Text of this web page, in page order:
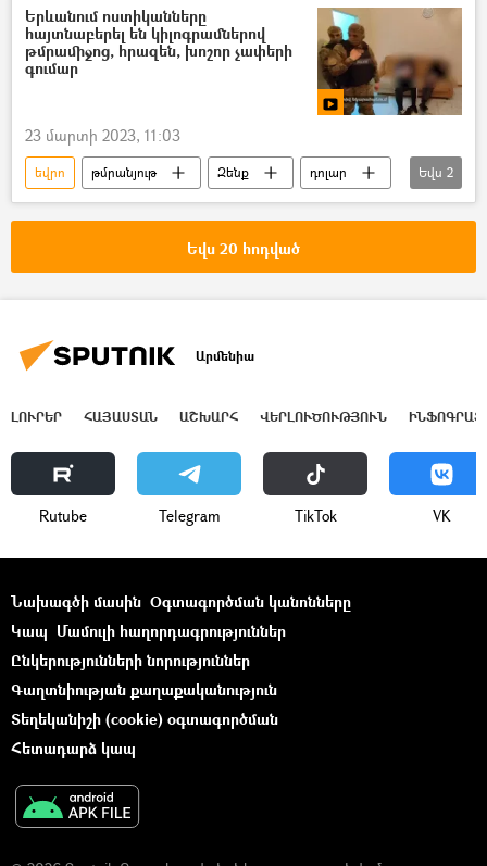
առևտուր
Երևանում ոստիկանները
հայտնաբերել են կիլոգրամներով
թմրամիջոց, հրազեն, խոշոր չափերի
գումար
23 մարտի 2023, 11:03
եվրո թմրանյութ Զենք
դոլար
ՀՀ Ոստիկանություն
Երևան
Եվս 2
Եվս 20 հոդված
Արմենիա
ԼՈՒՐԵՐ ՀԱՅԱՍՏԱՆ ԱՇԽԱՐՀ ՎԵՐԼՈՒԾՈՒԹՅՈՒՆ
Rutube Telegram ТikТоk VK
Նախագծի մասին Օգտագործման կանոնները
Կապ Մամուլի հաղորդագրություններ
Ընկերությունների նորություններ
Գաղտնիության քաղաքականություն
Տեղեկանիշի (cookie) օգտագործման
Հետադարձ կապ